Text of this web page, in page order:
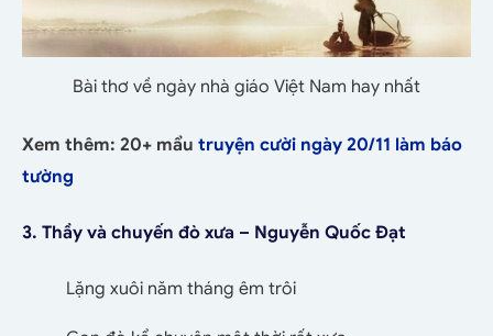
Bài thơ về ngày nhà giáo Việt Nam hay nhất
Xem thêm: 20+ mẩu truyện cười ngày 20/11 làm báo
tường
3. Thầy và chuyến đò xưa – Nguyễn Quốc Đạt
Lặng xuôi năm tháng êm trôi